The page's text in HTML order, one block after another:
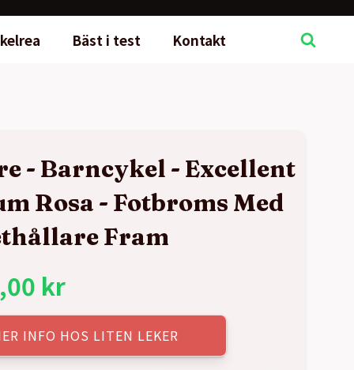
Bäst i test Kontakt
- Barncykel - Excellent
Rosa - Fotbroms Med
Fram
kr
INFO HOS LITEN LEKER